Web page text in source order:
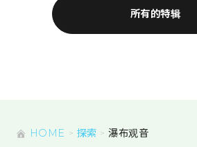
所有的特辑
HOME 探索 瀑布观音